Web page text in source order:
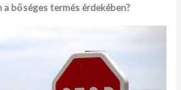
bőséges termés érdekében?